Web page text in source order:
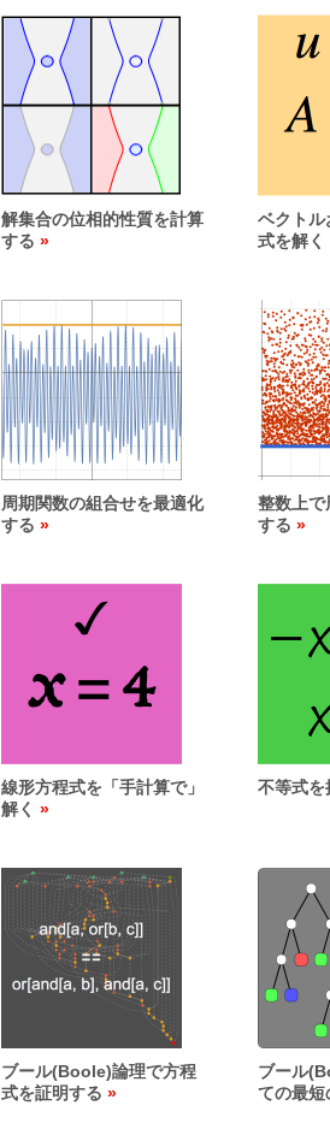
解集合の位相的性質を計算
する
ベクトル
式を解く
周期関数の組合せを最適化
する
整数上で
する
線形方程式を「手計算で」
解く
不等式を
ブール(Boole)論理で方程
式を証明する
ブール
ての最短